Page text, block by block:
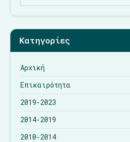
Κατηγορίες
Αρχική
Επικαιρότητα
2019-2023
2014-2019
2010-2014